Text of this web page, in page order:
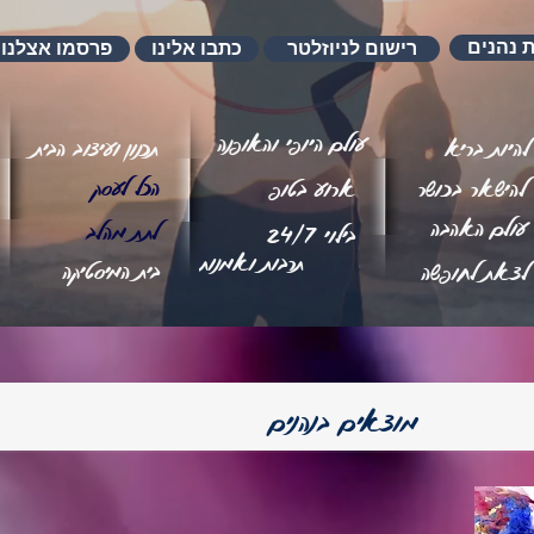
בית המיסטיקה
תכנון ועיצוב הבית
לתת מהלב
עולם היופי והאופנה
בילוי 24/7
ארוע בטופ
תרבות ואמנות
עולם האהבה
לצאת לחופשה
להיות בריא
להישאר בכושר
הכל לעסק
פרסמו אצלנו כתבו אלינו רישום לניוזלטר נהנים